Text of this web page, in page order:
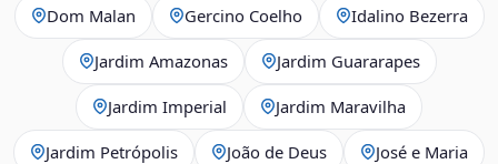
Dom Malan Gercino Coelho Idalino Bezerra
Jardim Amazonas Jardim Guararapes
Jardim Imperial Jardim Maravilha
Jardim Petrópolis João de Deus José e Maria